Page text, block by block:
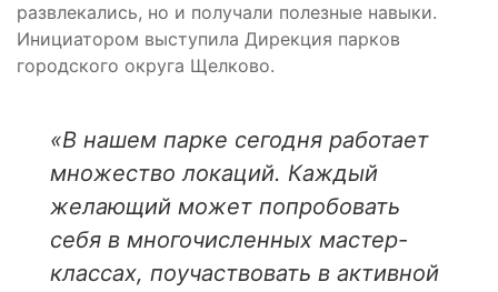
развлекались, но и получали полезные навыки.
Инициатором выступила Дирекция парков
городского округа Щелково.
«В нашем парке сегодня работает
множество локаций. Каждый
желающий может попробовать
себя в многочисленных мастер-
классах, поучаствовать в активной